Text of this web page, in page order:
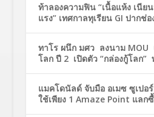
ท้าลองความฟิน “เนื้อแห้ง เนี
แรง” เทศกาลทุเรียน GI ปากช่
ทาโร ผนึก มศว ลงนาม MOU
โลก ปี 2 เปิดตัว “กล่องกู้โลก”
แมคโดนัลด์ จับมือ อเมซ ซูเปอ
ใช้เพียง 1 Amaze Point แลก